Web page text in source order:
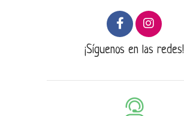
¡Síguenos en las redes!